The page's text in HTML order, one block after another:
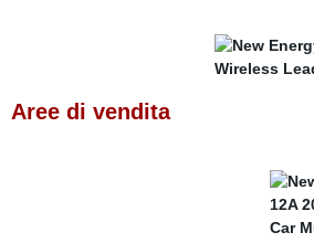
Aree di vendita